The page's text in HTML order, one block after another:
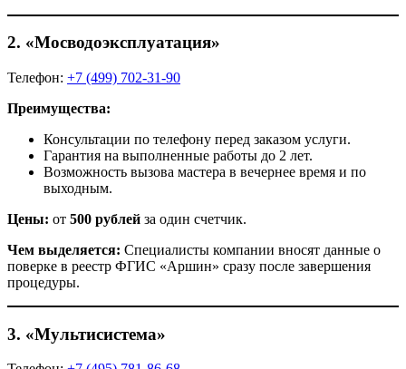
2. «Мосводоэксплуатация»
Телефон: +7 (499) 702-31-90
Преимущества:
Консультации по телефону перед заказом услуги.
Гарантия на выполненные работы до 2 лет.
Возможность вызова мастера в вечернее время и по
выходным.
Цены: от 500 рублей за один счетчик.
Чем выделяется: Специалисты компании вносят данные о
поверке в реестр ФГИС «Аршин» сразу после завершения
процедуры.
3. «Мультисистема»